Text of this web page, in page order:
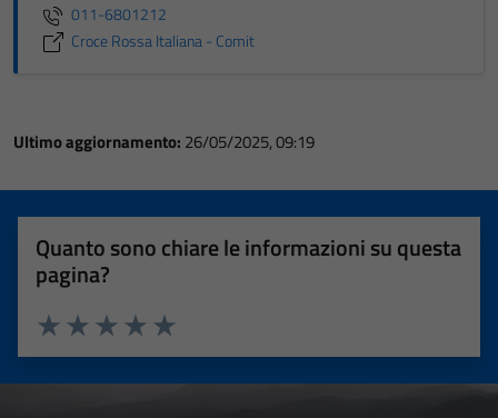
011-6801212
Croce Rossa Italiana - Comit
Ultimo aggiornamento: 26/05/2025, 09:19
Quanto sono chiare le informazioni su questa
pagina?
Valuta 5 stelle su 5
Valuta 4 stelle su 5
Valuta 3 stelle su 5
Valuta 2 stelle su 5
Valuta 1 stelle su 5